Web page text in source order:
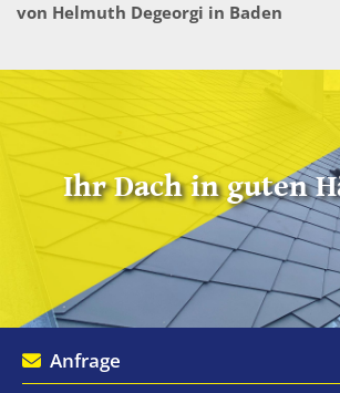
von Helmuth Degeorgi in Baden
Ihr Dach in guten
 Anfrage